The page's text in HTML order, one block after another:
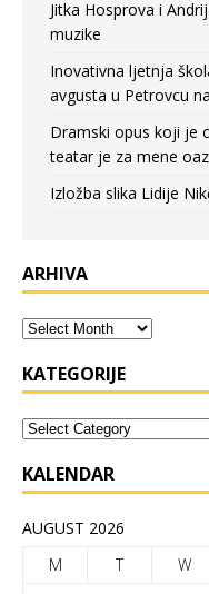
Jitka Hosprova i
muzike
Inovativna ljetnja
avgusta u Petrovcu
Dramski opus koji je
teatar je za mene
Izložba slika Lidije
ARHIVA
KATEGORIJE
KALENDAR
AUGUST 2026
M
T W